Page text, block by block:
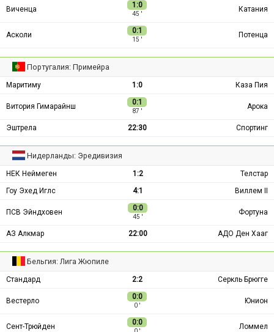
Виченца 1:0
45 ′
Катания
Асколи 0:1
15 ′
Потенца
Португалия: Примейра
Маритиму 1:0 Каза Пия
Витория Гимарайнш 0:1
87 ′
Арока
Эштрела 22:30 Спортинг
Нидерланды: Эредивизия
НЕК Неймеген 1:2
Телстар
Гоу Эхед Иглс
4:1 Виллем II
ПСВ Эйндховен 0:0
45 ′
Фортуна
АЗ Алкмар 22:00 АДО Ден Хааг
Бельгия: Лига Жюпиле
Стандард 2:2 Серкль Брюгге
Вестерло 0:0
0 ′
Юнион
Сент-Трюйден 0:0 Ломмел